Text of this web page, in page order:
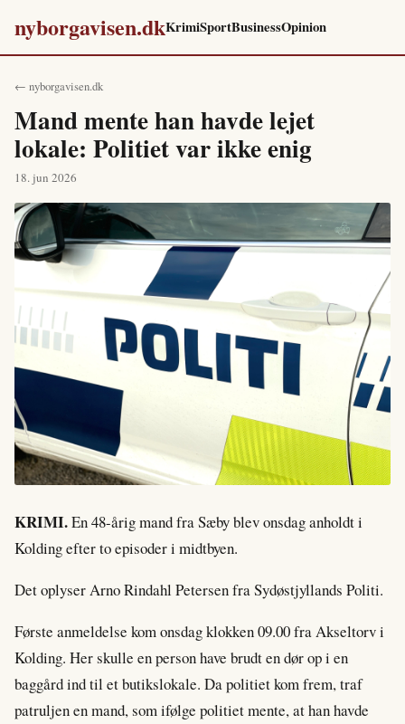
nyborgavisen.dkKrimiSportBusinessOpinion
← nyborgavisen.dk
Mand mente han havde lejet
lokale: Politiet var ikke enig
18. jun 2026
KRIMI.En 48-årig mand fra Sæby blev onsdag anholdt i
Kolding efter to episoder i midtbyen.
Det oplyser Arno Rindahl Petersen fra Sydøstjyllands Politi.
Første anmeldelse kom onsdag klokken 09.00 fra Akseltorv i
Kolding. Her skulle en person have brudt en dør op i en
baggård ind til et butikslokale. Da politiet kom frem, traf
patruljen en mand, som ifølge politiet mente, at han havde